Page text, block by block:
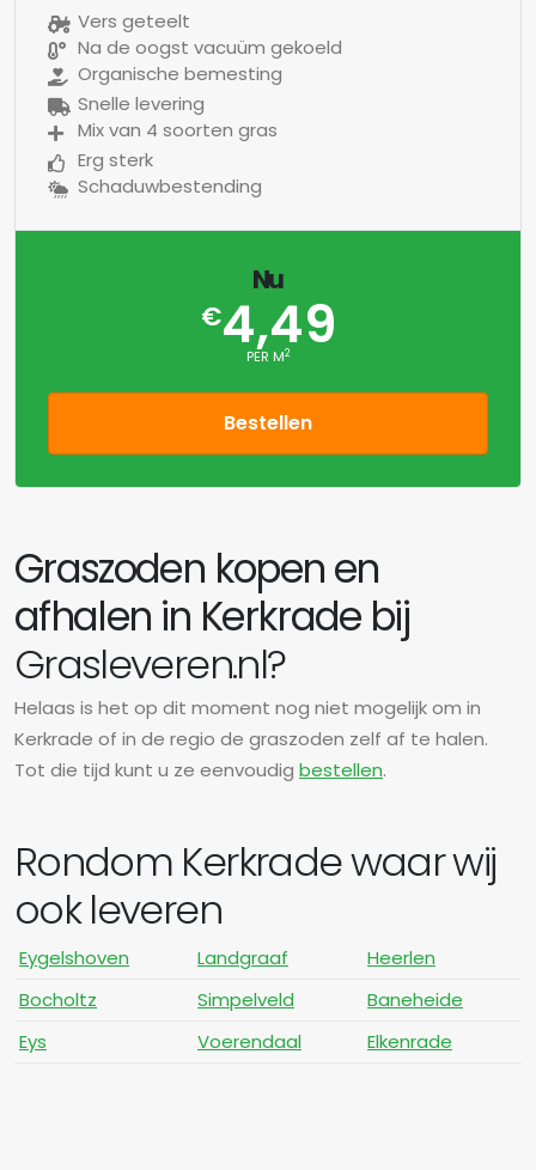
Vers geteelt
Na de oogst vacuüm gekoeld
Organische bemesting
Snelle levering
Mix van 4 soorten gras
Erg sterk
Schaduwbestending
Nu
€4,49
PER M2
Bestellen
Graszoden kopen en
afhalen in Kerkrade bij
Grasleveren.nl?
Helaas is het op dit moment nog niet mogelijk om in
Kerkrade of in de regio de graszoden zelf af te halen.
Tot die tijd kunt u ze eenvoudig bestellen.
Rondom Kerkrade waar wij
ook leveren
Eygelshoven Landgraaf
Heerlen
Bocholtz
Simpelveld
Baneheide
Eys
Voerendaal Elkenrade